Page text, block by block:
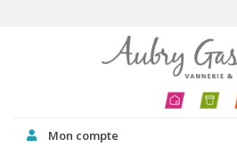
Mon compte